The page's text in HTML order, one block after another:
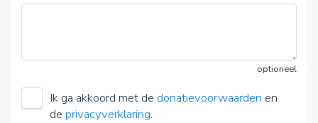
optioneel
Ik ga akkoord met de donatievoorwaarden en
de privacyverklaring.